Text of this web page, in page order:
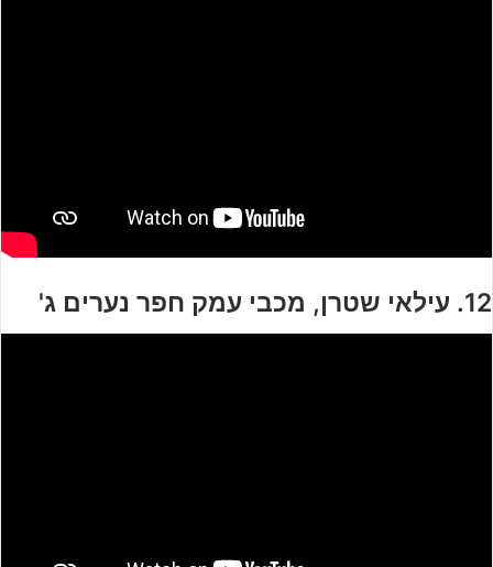
12. עילאי שטרן, מכבי עמק חפר נערים ג'